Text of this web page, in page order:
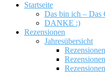
Startseite
Das bin ich – Das
DANKE :)
Rezensionen
Jahresübersicht